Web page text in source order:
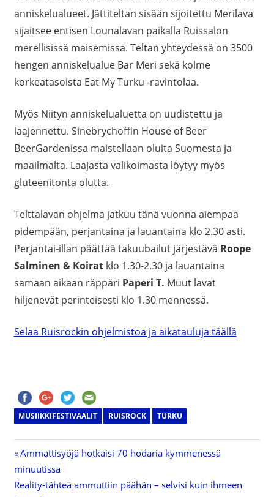
anniskelualueet. Jättiteltan sisään sijoitettu Merilava
sijaitsee entisen Lounalavan paikalla Ruissalon
merellisissä maisemissa. Teltan yhteydessä on 3500
hengen anniskelualue Bar Meri sekä kolme
korkeatasoista Eat My Turku -ravintolaa.
Myös Niityn anniskelualuetta on uudistettu ja
laajennettu. Sinebrychoffin House of Beer
BeerGardenissa maistellaan oluita Suomesta ja
maailmalta. Laajasta valikoimasta löytyy myös
gluteenitonta olutta.
Telttalavan ohjelma jatkuu tänä vuonna aiempaa
pidempään, perjantaina ja lauantaina klo 2.30 asti.
Perjantai-illan päättää takuubailut järjestävä Roope
Salminen & Koiratklo 1.30-2.30 ja lauantaina
samaan aikaan räppäri Paperi T. Muut lavat
hiljenevät perinteisesti klo 1.30 mennessä.
Selaa Ruisrockin ohjelmistoa ja aikatauluja täällä
MUSIIKKIFESTIVAALIT RUISROCK TURKU
Artikkelien
Previous
Post:
Ammattisyöjä hotkaisi 70 hodaria kymmenessä
minuutissa
Next
Reality-tähteä ammuttiin päähän – selvisi kuin ihmeen